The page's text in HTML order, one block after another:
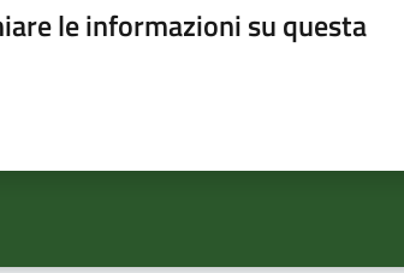
le informazioni su questa